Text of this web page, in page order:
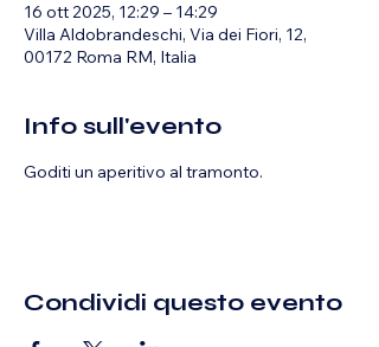
16 ott 2025, 12:29 – 14:29
Villa Aldobrandeschi, Via dei Fiori, 12,
00172 Roma RM, Italia
Info sull'evento
Goditi un aperitivo al tramonto.
Condividi questo evento